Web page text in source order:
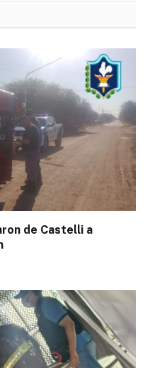
de Castelli a